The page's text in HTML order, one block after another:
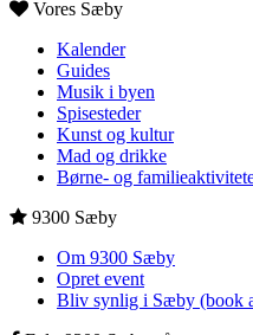
Vores Sæby
Kalender
Guides
Musik i byen
Spisesteder
Kunst og kultur
Mad og drikke
Børne- og
9300 Sæby
Om 9300 Sæby
Opret event
Bliv synlig i Sæby (book